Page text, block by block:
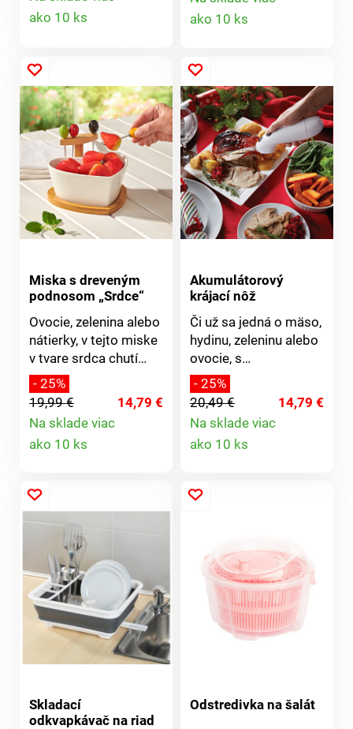
úchytky z odolného a
zdravotne
Vhodný na krájanie
melónov do 20 cm.
Rozmery: 35 x 31 x 7
cm.
ako 10 ks
Jednoduché čistenie.
ako 10 ks
Miska s dreveným
podnosom „Srdce“
Ovocie, zelenina alebo
nátierky, v tejto miske
v tvare srdca chutí
všetko oveľa lepšie.
Drevený podnos so 4
farebnými kovovými
napichovátkami je
súčasťou balenia.
- 25%
19,99 €
14,79 €
Na sklade viac
ako 10 ks
Akumulátorový
krájací nôž
Či už sa jedná o mäso,
hydinu, zeleninu alebo
ovocie, s
akumulátorovým
krájacím nožom
budete mať istotu, že
sa Vám bude dobre
krájať. Ľahko sa
ergonomickej rukoväti
a bezpečnostnému
- 25%
20,49 €
14,79 €
Na sklade viac
ako 10 ks
Skladací
odkvapkávač na riad
Odstredivka na šalát